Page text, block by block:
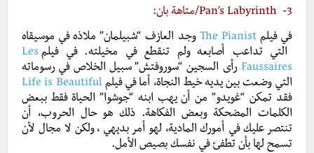
3-
Pan’s Labyrinth/متاهة بان:
في فيلمThe Pianist وجد العازف “شبيلمان” ملاذه في موسيقاه
التي تداعب أصابعه ولم تنقطع في مخيلته. في فيلم Les
Faussaires رأى السجين “سوروفتش” سبيل الخلاص في رسوماته
التي وضعت بين يديه خيط النجاة، أما في فيلمLife is Beautiful
فقد تمكن “غويدو” من أن يهب ابنه “جوشوا” الحياة فقط ببعض
الكلمات المضحكة وبعض الفكاهة. ذلك هو حال الحروب، أن
تنتصر عليك في أمورك المادية، لهو أمر بديهي ، ولكن لا مجال لأن
تسمح لها بأن تطفئ في نفسك بصيص الأمل.